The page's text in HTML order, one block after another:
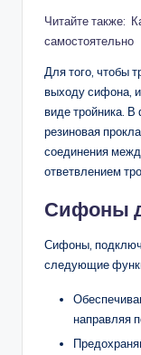
Читайте также:
самостоятельно
Для того, чтобы
выходу сифона,
виде тройника.
резиновая
соединения
ответвлением
Сифоны
Сифоны,
следующие
направляя